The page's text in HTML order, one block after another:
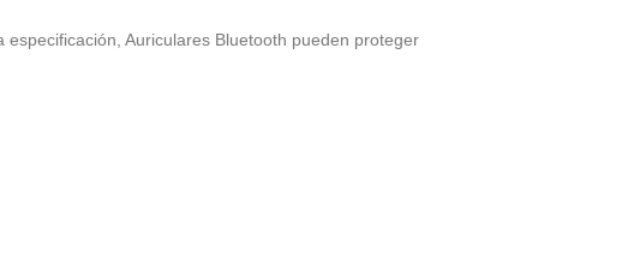
Auriculares Bluetooth pueden proteger